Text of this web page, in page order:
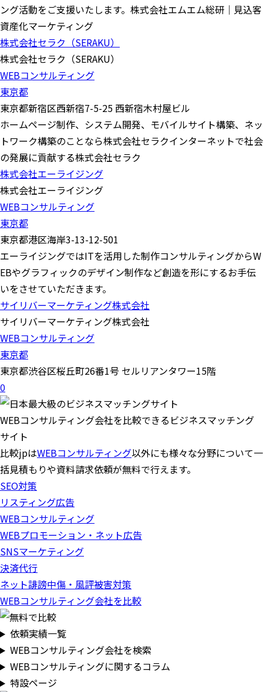
ング活動をご支援いたします。株式会社エムエム総研｜見込客
資産化マーケティング
株式会社セラク（SERAKU）
株式会社セラク（SERAKU）
WEBコンサルティング
東京都
東京都新宿区西新宿7-5-25 西新宿木村屋ビル
ホームページ制作、システム開発、モバイルサイト構築、ネッ
トワーク構築のことなら株式会社セラクインターネットで社会
の発展に貢献する株式会社セラク
株式会社エーライジング
株式会社エーライジング
WEBコンサルティング
東京都
東京都港区海岸3-13-12-501
エーライジングではITを活用した制作コンサルティングからW
EBやグラフィックのデザイン制作など創造を形にするお手伝
いをさせていただきます。
サイリバーマーケティング株式会社
サイリバーマーケティング株式会社
WEBコンサルティング
東京都
東京都渋谷区桜丘町26番1号 セルリアンタワー15階
0
WEBコンサルティング会社を比較できるビジネスマッチング
サイト
比較jpはWEBコンサルティング以外にも様々な分野について一
括見積もりや資料請求依頼が無料で行えます。
SEO対策
リスティング広告
WEBコンサルティング
WEBプロモーション・ネット広告
SNSマーケティング
決済代行
ネット誹謗中傷・風評被害対策
WEBコンサルティング会社を比較
依頼実績一覧
WEBコンサルティング会社を検索
WEBコンサルティングに関するコラム
特設ページ